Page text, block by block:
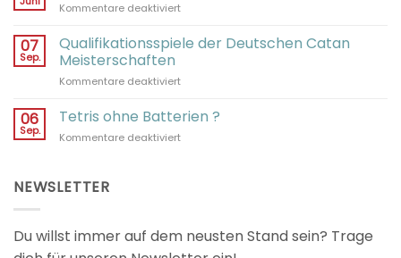
Kommentare deaktiviertfür
–
Das
für
Brettspiel
07
Sep.
Qualifikationsspiele der Deutschen Catan
Meisterschaften
Kommentare deaktiviertfür
der
Deutschen
Catan
06
Sep.
Tetris ohne Batterien ?
Kommentare deaktiviertfür
NEWSLETTER
Du willst immer auf dem neusten Stand sein? Trage